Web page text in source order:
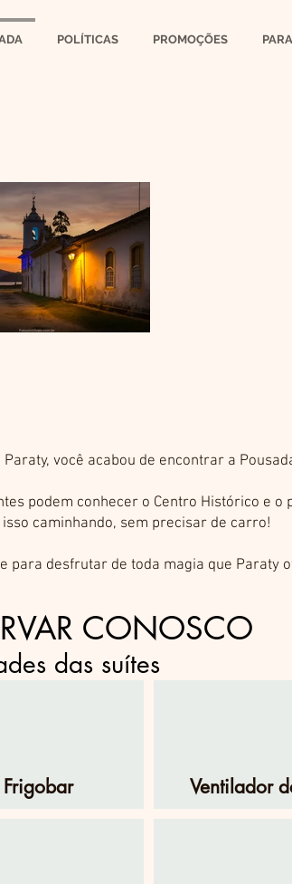
POLÍTICAS PROMOÇÕES
você acabou de encontrar a
podem conhecer o Centro Histórico e o
caminhando, sem precisar de carro!
para desfrutar de toda magia que Paraty
CONOSCO
das suítes
Frigobar Ventilador